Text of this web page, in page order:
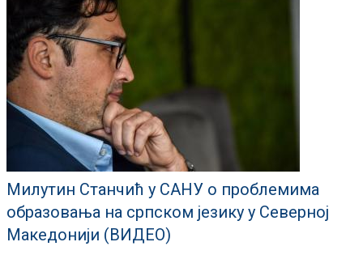
Милутин Станчић у САНУ о проблемима
образовања на српском језику у Северној
Македонији (ВИДЕО)